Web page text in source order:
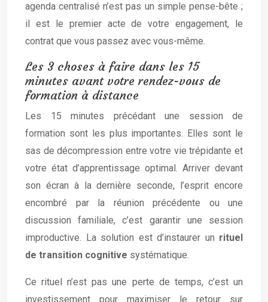
agenda centralisé n’est pas un simple pense-bête ;
il est le premier acte de votre engagement, le
contrat que vous passez avec vous-même.
Les 3 choses à faire dans les 15
minutes avant votre rendez-vous de
formation à distance
Les 15 minutes précédant une session de
formation sont les plus importantes. Elles sont le
sas de décompression entre votre vie trépidante et
votre état d’apprentissage optimal. Arriver devant
son écran à la dernière seconde, l’esprit encore
encombré par la réunion précédente ou une
discussion familiale, c’est garantir une session
improductive. La solution est d’instaurer un rituel
de transition cognitive systématique.
Ce rituel n’est pas une perte de temps, c’est un
investissement pour maximiser le retour sur